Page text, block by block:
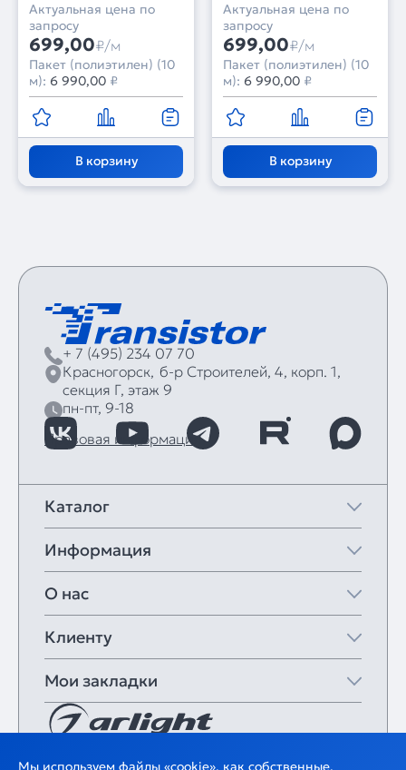
Актуальная цена по
запросу
699,00₽/м
Пакет (полиэтилен) (10
м): 6 990,00 ₽
В корзину
Актуальная цена по
запросу
699,00₽/м
Пакет (полиэтилен) (10
м): 6 990,00 ₽
В корзину
+ 7 (495) 234 07 70
Красногорск, б‑р Строителей, 4, корп. 1,
секция Г, этаж 9
пн-пт, 9-18
Правовая информация
Каталог
Информация
О нас
Клиенту
Мои закладки
Мы используем файлы «cookie», как собственные,